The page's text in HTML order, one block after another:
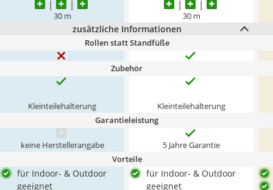
30 m 30 m
zusätzliche Informationen
Rollen statt Standfüße
Zubehör
Kleinteilehalterung Kleinteilehalterung
Garantieleistung
keine Herstellerangabe 5 Jahre Garantie
Vorteile
für Indoor- & Outdoor
geeignet
für Indoor- & Outdoor
geeignet